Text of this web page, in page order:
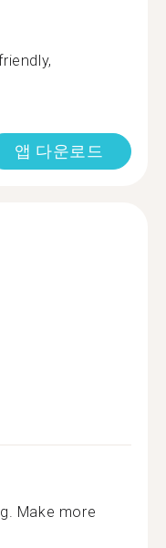
앱 다운로드
Make more